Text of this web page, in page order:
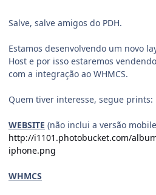
Salve, salve amigos do PDH.
Estamos desenvolvendo um novo
Host e por isso estaremos
com a integração ao WHMCS.
Quem tiver interesse, segue prints:
WEBSITE (não inclui a versão
http://i1101.photobucket.com/
iphone.png
WHMCS